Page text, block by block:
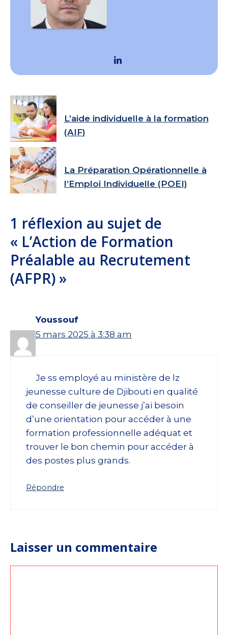
L’aide individuelle à la formation
(AIF)
La Préparation Opérationnelle à
l’Emploi Individuelle (POEI)
1 réflexion au sujet de
« L’Action de Formation
Préalable au Recrutement
(AFPR) »
Youssouf
5 mars 2025 à 3:38 am
Je ss employé au ministère de lz
jeunesse culture de Djibouti en qualité
de conseiller de jeunesse j’ai besoin
d’une orientation pour accéder à une
formation professionnelle adéquat et
trouver le bon chemin pour accéder à
des postes plus grands.
Répondre
Laisser un commentaire